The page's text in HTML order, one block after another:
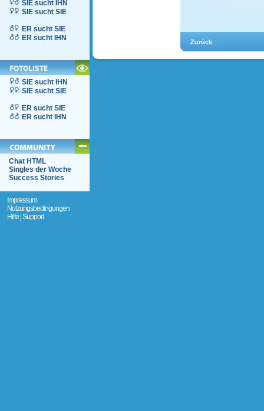
SIE sucht IHN
SIE sucht SIE
ER sucht SIE
ER sucht IHN
SIE sucht IHN
SIE sucht SIE
ER sucht SIE
ER sucht IHN
Chat HTML
Singles der Woche
Success Stories
Impressum
Nutzungsbedingungen
Hilfe | Support